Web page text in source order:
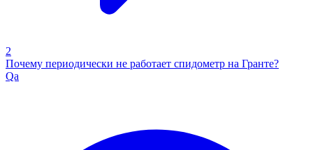
2
Почему периодически не работает спидометр на Гранте?
Qa